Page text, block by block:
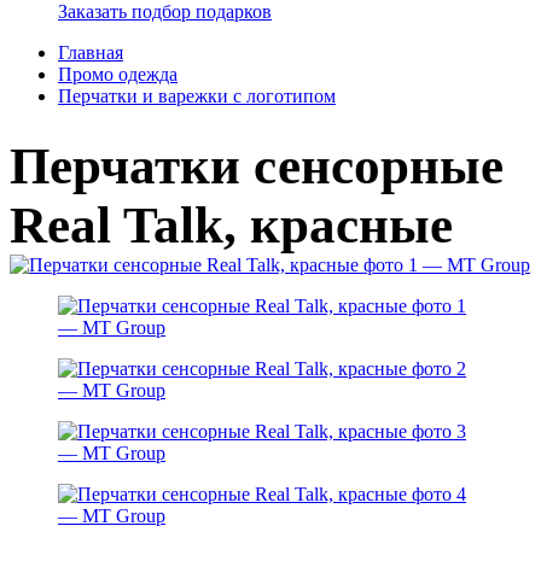
Заказать подбор подарков
Главная
Промо одежда
Перчатки и варежки с логотипом
Перчатки сенсорные
Real Talk, красные